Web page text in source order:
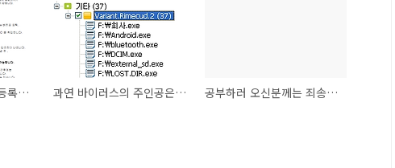
UltraEdit v17 정품등록하다 과연 바이러스의 주인공은 어디에...? 공부하러 오신분께는 죄송합니다 ^^